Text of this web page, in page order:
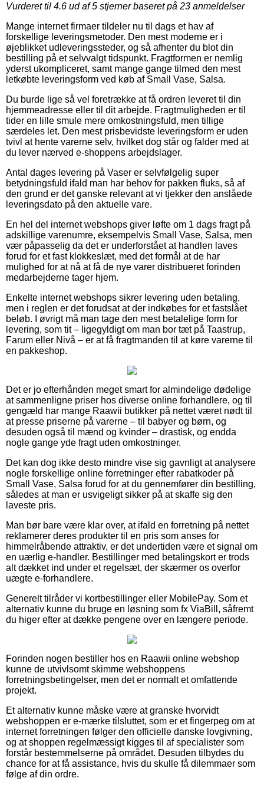
Vurderet til 4.6 ud af 5 stjerner baseret på 23 anmeldelser
Mange internet firmaer tildeler nu til dags et hav af
forskellige leveringsmetoder. Den mest moderne er i
øjeblikket udleveringssteder, og så afhenter du blot din
bestilling på et selvvalgt tidspunkt. Fragtformen er nemlig
yderst ukompliceret, samt mange gange tilmed den mest
letkøbte leveringsform ved køb af Small Vase, Salsa.
Du burde lige så vel foretrække at få ordren leveret til din
hjemmeadresse eller til dit arbejde. Fragtmuligheden er til
tider en lille smule mere omkostningsfuld, men tillige
særdeles let. Den mest prisbevidste leveringsform er uden
tvivl at hente varerne selv, hvilket dog står og falder med at
du lever nærved e-shoppens arbejdslager.
Antal dages levering på Vaser er selvfølgelig super
betydningsfuld ifald man har behov for pakken fluks, så af
den grund er det ganske relevant at vi tjekker den anslåede
leveringsdato på den aktuelle vare.
En hel del internet webshops giver løfte om 1 dags fragt på
adskillige varenumre, eksempelvis Small Vase, Salsa, men
vær påpasselig da det er underforstået at handlen laves
forud for et fast klokkeslæt, med det formål at de har
mulighed for at nå at få de nye varer distribueret forinden
medarbejderne tager hjem.
Enkelte internet webshops sikrer levering uden betaling,
men i reglen er det forudsat at der indkøbes for et fastslået
beløb. I øvrigt må man tage den mest betalelige form for
levering, som tit – ligegyldigt om man bor tæt på Taastrup,
Farum eller Nivå – er at få fragtmanden til at køre varerne til
en pakkeshop.
Det er jo efterhånden meget smart for almindelige dødelige
at sammenligne priser hos diverse online forhandlere, og til
gengæld har mange Raawii butikker på nettet været nødt til
at presse priserne på varerne – til babyer og børn, og
desuden også til mænd og kvinder – drastisk, og endda
nogle gange yde fragt uden omkostninger.
Det kan dog ikke desto mindre vise sig gavnligt at analysere
nogle forskellige online forretninger efter rabatkoder på
Small Vase, Salsa forud for at du gennemfører din bestilling,
således at man er usvigeligt sikker på at skaffe sig den
laveste pris.
Man bør bare være klar over, at ifald en forretning på nettet
reklamerer deres produkter til en pris som anses for
himmelråbende attraktiv, er det undertiden være et signal om
en uærlig e-handler. Bestillinger med betalingskort er trods
alt dækket ind under et regelsæt, der skærmer os overfor
uægte e-forhandlere.
Generelt tilråder vi kortbestillinger eller MobilePay. Som et
alternativ kunne du bruge en løsning som fx ViaBill, såfremt
du higer efter at dække pengene over en længere periode.
Forinden nogen bestiller hos en Raawii online webshop
kunne de utvivlsomt skimme webshoppens
forretningsbetingelser, men det er normalt et omfattende
projekt.
Et alternativ kunne måske være at granske hvorvidt
webshoppen er e-mærke tilsluttet, som er et fingerpeg om at
internet forretningen følger den officielle danske lovgivning,
og at shoppen regelmæssigt kigges til af specialister som
forstår bestemmelserne på området. Desuden tilbydes du
chance for at få assistance, hvis du skulle få dilemmaer som
følge af din ordre.